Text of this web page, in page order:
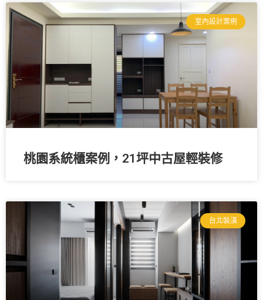
室內設計案例
桃園系統櫃案例，21坪中古屋輕裝修
台北裝潢